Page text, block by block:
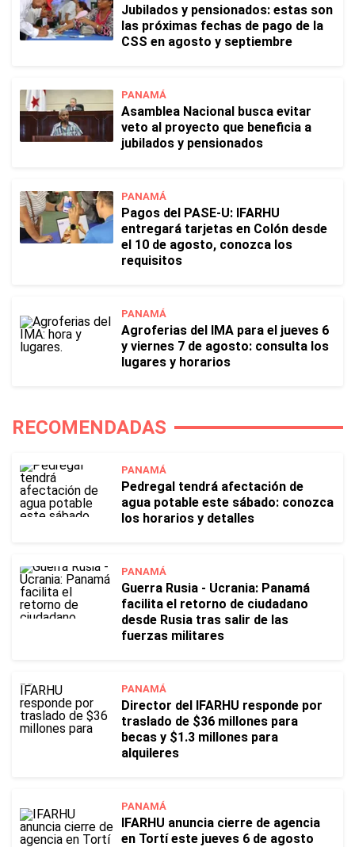
Jubilados y pensionados: estas son
las próximas fechas de pago de la
CSS en agosto y septiembre
PANAMÁ
Asamblea Nacional busca evitar
veto al proyecto que beneficia a
jubilados y pensionados
PANAMÁ
Pagos del PASE-U: IFARHU
entregará tarjetas en Colón desde
el 10 de agosto, conozca los
requisitos
PANAMÁ
Agroferias del IMA para el jueves 6
y viernes 7 de agosto: consulta los
lugares y horarios
RECOMENDADAS
PANAMÁ
Pedregal tendrá afectación de
agua potable este sábado: conozca
los horarios y detalles
PANAMÁ
Guerra Rusia - Ucrania: Panamá
facilita el retorno de ciudadano
desde Rusia tras salir de las
fuerzas militares
PANAMÁ
Director del IFARHU responde por
traslado de $36 millones para
becas y $1.3 millones para
alquileres
PANAMÁ
IFARHU anuncia cierre de agencia
en Tortí este jueves 6 de agosto